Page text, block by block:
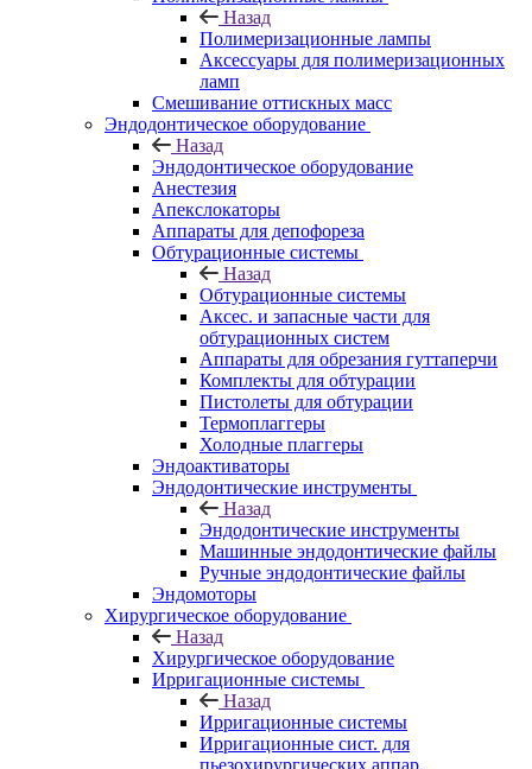
Назад
Полимеризационные лампы
Аксессуары для полимеризационных
ламп
Смешивание оттискных масс
Эндодонтическое оборудование
Назад
Эндодонтическое оборудование
Анестезия
Апекслокаторы
Аппараты для депофореза
Обтурационные системы
Назад
Обтурационные системы
Аксес. и запасные части для
обтурационных систем
Аппараты для обрезания гуттаперчи
Комплекты для обтурации
Пистолеты для обтурации
Термоплаггеры
Холодные плаггеры
Эндоактиваторы
Эндодонтические инструменты
Назад
Эндодонтические инструменты
Машинные эндодонтические файлы
Ручные эндодонтические файлы
Эндомоторы
Хирургическое оборудование
Назад
Хирургическое оборудование
Ирригационные системы
Назад
Ирригационные системы
Ирригационные сист. для
пьезохирургических аппар.